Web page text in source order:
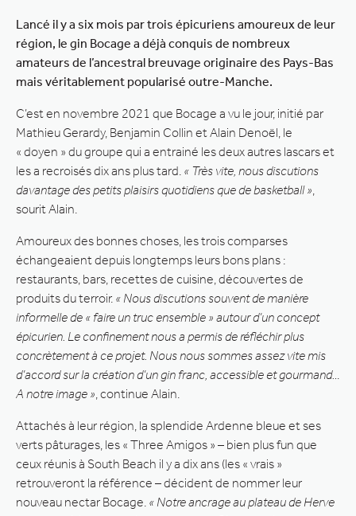
Lancé il y a six mois par trois épicuriens amoureux de leur
région, le gin Bocage a déjà conquis de nombreux
amateurs de l’ancestral breuvage originaire des Pays-Bas
mais véritablement popularisé outre-Manche.
C’est en novembre 2021 que Bocage a vu le jour, initié par
Mathieu Gerardy, Benjamin Collin et Alain Denoël, le
« doyen » du groupe qui a entrainé les deux autres lascars et
les a recroisés dix ans plus tard. « Très vite, nous discutions
davantage des petits plaisirs quotidiens que de basketball »
sourit Alain.
Amoureux des bonnes choses, les trois comparses
échangeaient depuis longtemps leurs bons plans :
restaurants, bars, recettes de cuisine, découvertes de
produits du terroir. « Nous discutions souvent de manière
informelle de « faire un truc ensemble » autour d’un concept
épicurien. Le confinement nous a permis de réfléchir plus
concrètement à ce projet. Nous nous sommes assez vite mis
d’accord sur la création d’un gin franc, accessible et gourmand…
A notre image » , continue Alain.
Attachés à leur région, la splendide Ardenne bleue et ses
verts pâturages, les « Three Amigos » – bien plus fun que
ceux réunis à South Beach il y a dix ans (les « vrais »
retrouveront la référence – décident de nommer leur
nouveau nectar Bocage. « Notre ancrage au plateau de Herve